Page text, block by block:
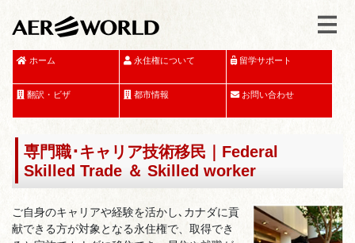
ホーム 永住権について 留学サポート
翻訳・ビザ 都市情報 お問い合わせ
専門職･キャリア技術移民｜Federal
Skilled Trade ＆ Skilled worker
ご自身のキャリアや経験を活かし､カナダに貢
献できる方が対象となる永住権で、取得でき